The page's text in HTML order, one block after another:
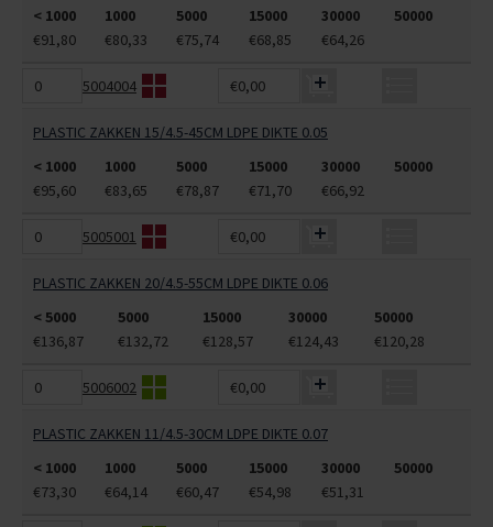
< 1000
1000 5000 15000 30000
50000
€91,80
€80,33 €75,74 €68,85 €64,26
5004004 €0,00
PLASTIC ZAKKEN 15/4.5-45CM LDPE DIKTE 0.05
< 1000
1000 5000 15000 30000
50000
€95,60
€83,65 €78,87 €71,70 €66,92
5005001 €0,00
PLASTIC ZAKKEN 20/4.5-55CM LDPE DIKTE 0.06
< 5000
5000 15000 30000
50000
€136,87
€132,72 €128,57 €124,43 €120,28
5006002 €0,00
PLASTIC ZAKKEN 11/4.5-30CM LDPE DIKTE 0.07
< 1000
1000 5000 15000 30000
50000
€73,30
€64,14 €60,47 €54,98 €51,31